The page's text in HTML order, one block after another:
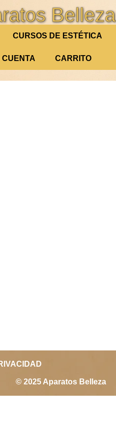
Belleza
CURSOS DE ESTÉTICA
CUENTA CARRITO
© 2025 Aparatos Belleza